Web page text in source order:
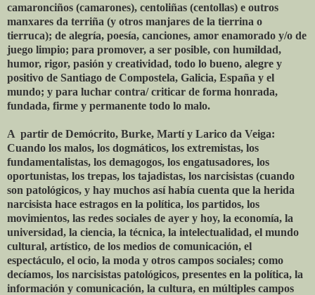
camaronciños (camarones), centoliñas (centollas) e outros
manxares da terriña (y otros manjares de la tierrina o
tierruca); de alegría, poesía, canciones, amor enamorado y/o de
juego limpio; para promover, a ser posible, con humildad,
humor, rigor, pasión y creatividad, todo lo bueno, alegre y
positivo de Santiago de Compostela, Galicia, España y el
mundo; y para luchar contra/ criticar de forma honrada,
fundada, firme y permanente todo lo malo.
A partir de Demócrito, Burke, Martí y Larico da Veiga:
Cuando los malos, los dogmáticos, los extremistas, los
fundamentalistas, los demagogos, los engatusadores, los
oportunistas, los trepas, los tajadistas, los narcisistas (cuando
son patológicos, y hay muchos así había cuenta que la herida
narcisista hace estragos en la política, los partidos, los
movimientos, las redes sociales de ayer y hoy, la economía, la
universidad, la ciencia, la técnica, la intelectualidad, el mundo
cultural, artístico, de los medios de comunicación, el
espectáculo, el ocio, la moda y otros campos sociales; como
decíamos, los narcisistas patológicos, presentes en la política, la
información y comunicación, la cultura, en múltiples campos